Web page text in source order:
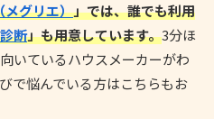
メグリエ）」では、誰でも利用
断」も用意しています。3分ほ
いているハウスメーカーがわ
で悩んでいる方はこちらもお